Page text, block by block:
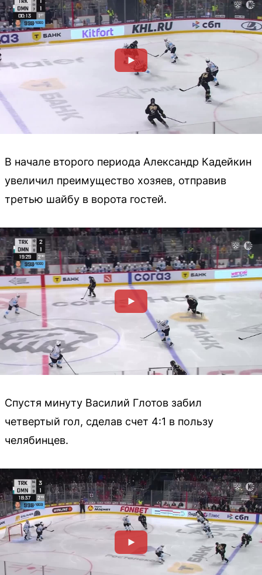
В начале второго периода Александр Кадейкин
увеличил преимущество хозяев, отправив
третью шайбу в ворота гостей.
Спустя минуту Василий Глотов забил
четвертый гол, сделав счет 4:1 в пользу
челябинцев.